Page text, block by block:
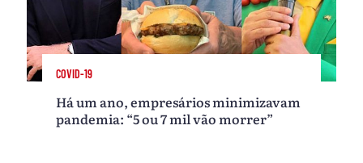
COVID-19
Há um ano, empresários minimizavam
pandemia: “5 ou 7 mil vão morrer”